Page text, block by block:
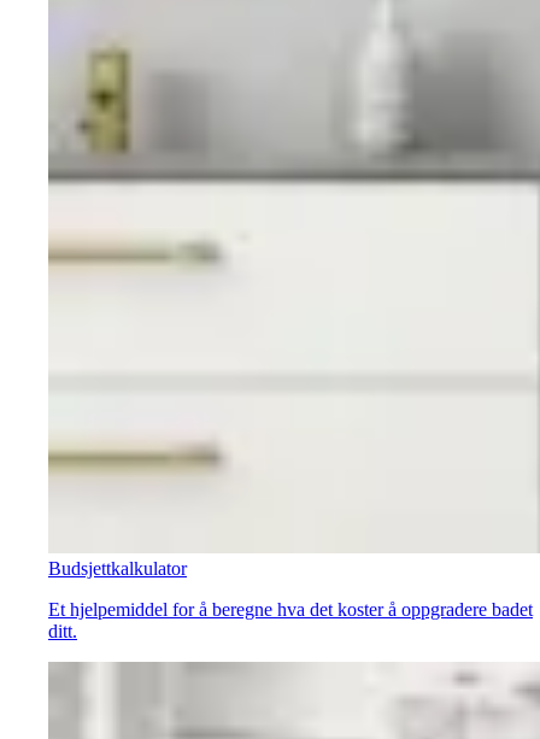
Budsjettkalkulator
Et hjelpemiddel for å beregne hva det koster å oppgradere badet
ditt.